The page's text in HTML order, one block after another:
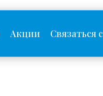
Акции Связаться с